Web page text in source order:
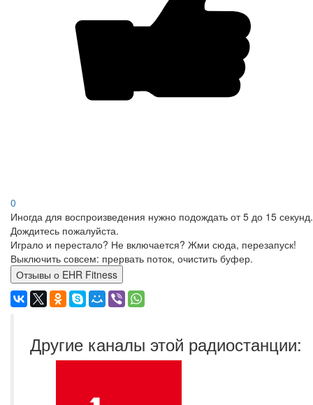
0
Иногда для воспроизведения нужно подождать от 5 до 15 секунд.
Дождитесь пожалуйста.
Играло и перестало? Не включается? Жми сюда, перезапуск!
Выключить совсем: прервать поток, очистить буфер.
Отзывы о EHR Fitness
Другие каналы этой радиостанции: